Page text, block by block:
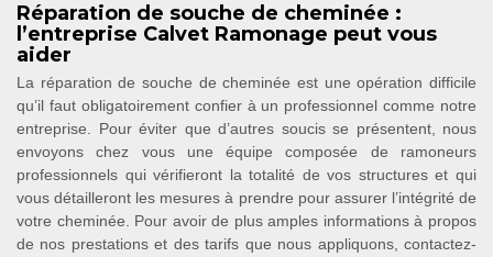
Réparation de souche de cheminée :
l’entreprise Calvet Ramonage peut vous
aider
La réparation de souche de cheminée est une opération difficile
qu’il faut obligatoirement confier à un professionnel comme notre
entreprise. Pour éviter que d’autres soucis se présentent, nous
envoyons chez vous une équipe composée de ramoneurs
professionnels qui vérifieront la totalité de vos structures et qui
vous détailleront les mesures à prendre pour assurer l’intégrité de
votre cheminée. Pour avoir de plus amples informations à propos
de nos prestations et des tarifs que nous appliquons, contactez-